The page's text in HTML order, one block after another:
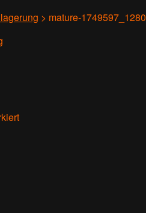
> mature-1749597_1280